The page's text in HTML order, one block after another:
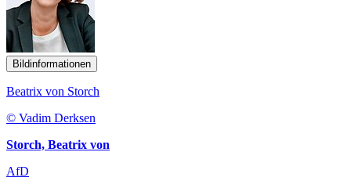
Bildinformationen
Beatrix von Storch
© Vadim Derksen
Storch, Beatrix von
AfD